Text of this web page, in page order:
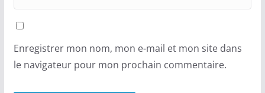
Enregistrer mon nom, mon e-mail et mon site dans
le navigateur pour mon prochain commentaire.